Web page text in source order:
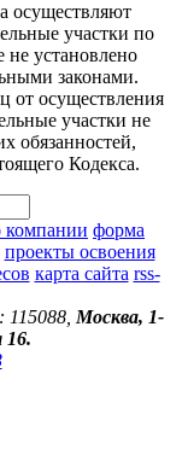
осуществляют
участки по
установлено
законами.
от осуществления
участки не
обязанностей,
Кодекса.
компании форма
проекты освоения
карта сайта rss-
115088, Москва, 1-
16.